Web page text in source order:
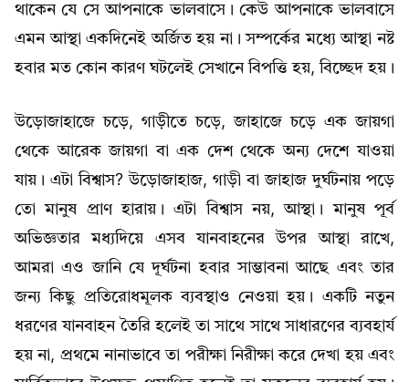
থাকেন যে সে আপনাকে ভালবাসে। কেউ আপনাকে ভালবাসে
এমন আস্থা একদিনেই অর্জিত হয় না। সম্পর্কের মধ্যে আস্থা নষ্ট
হবার মত কোন কারণ ঘটলেই সেখানে বিপত্তি হয়, বিচ্ছেদ হয়।
উড়োজাহাজে চড়ে, গাড়ীতে চড়ে, জাহাজে চড়ে এক জায়গা
থেকে আরেক জায়গা বা এক দেশ থেকে অন্য দেশে যাওয়া
যায়। এটা বিশ্বাস? উড়োজাহাজ, গাড়ী বা জাহাজ দুর্ঘটনায় পড়ে
তো মানুষ প্রাণ হারায়। এটা বিশ্বাস নয়, আস্থা। মানুষ পূর্ব
অভিজ্ঞতার মধ্যদিয়ে এসব যানবাহনের উপর আস্থা রাখে,
আমরা এও জানি যে দূর্ঘটনা হবার সাম্ভাবনা আছে এবং তার
জন্য কিছু প্রতিরোধমূলক ব্যবস্থাও নেওয়া হয়। একটি নতুন
ধরণের যানবাহন তৈরি হলেই তা সাথে সাথে সাধারণের ব্যবহার্য
হয় না, প্রথমে নানাভাবে তা পরীক্ষা নিরীক্ষা করে দেখা হয় এবং